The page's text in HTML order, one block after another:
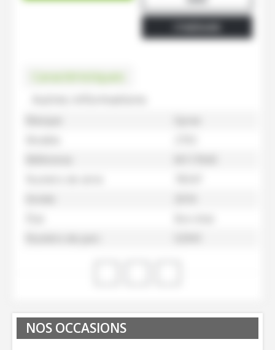
Caractéristiques
NOS OCCASIONS